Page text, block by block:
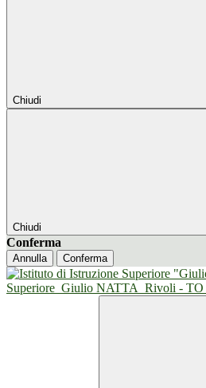
Chiudi
Chiudi
Conferma
Annulla Conferma
Superiore Giulio NATTA Rivoli - TO